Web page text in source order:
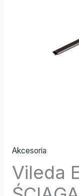
Akcesoria
Vileda